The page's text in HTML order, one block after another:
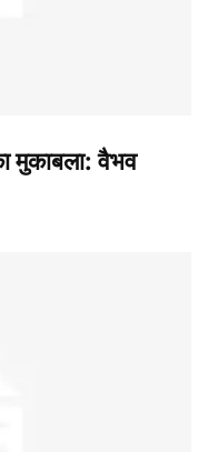
मुकाबला: वैभव